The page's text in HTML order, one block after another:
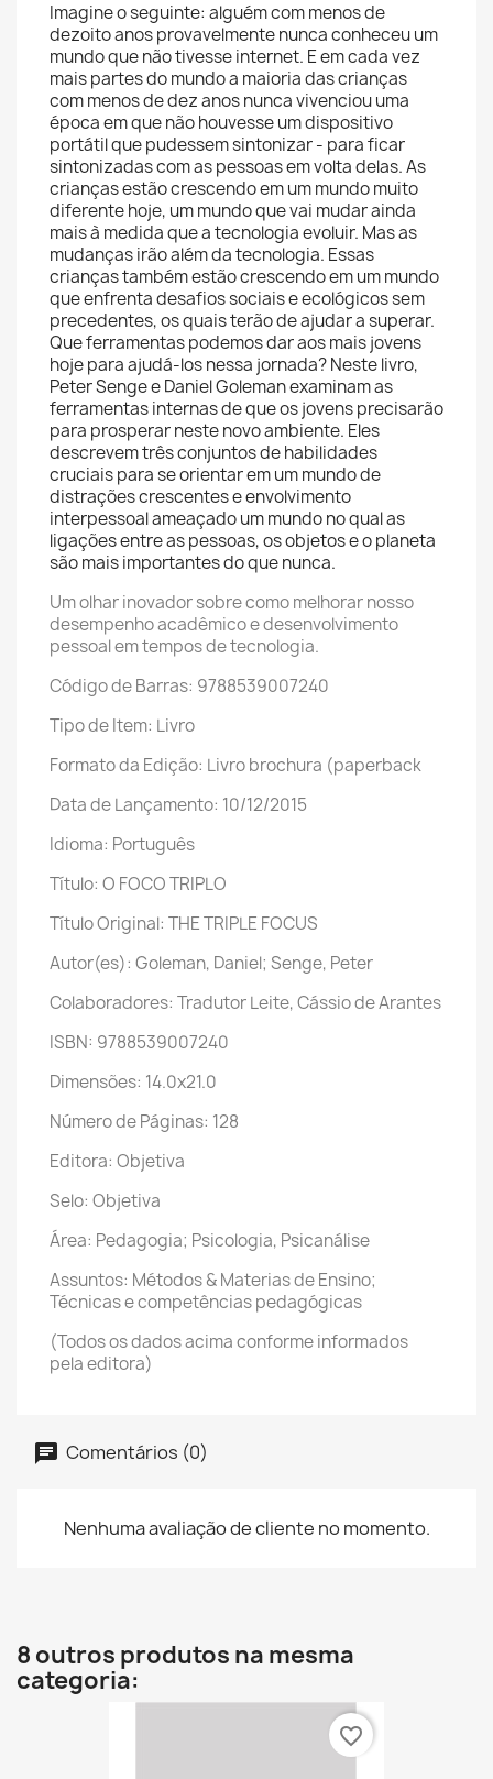
Imagine o seguinte: alguém com menos de
dezoito anos provavelmente nunca conheceu um
mundo que não tivesse internet. E em cada vez
mais partes do mundo a maioria das crianças
com menos de dez anos nunca vivenciou uma
época em que não houvesse um dispositivo
portátil que pudessem sintonizar - para ficar
sintonizadas com as pessoas em volta delas. As
crianças estão crescendo em um mundo muito
diferente hoje, um mundo que vai mudar ainda
mais à medida que a tecnologia evoluir. Mas as
mudanças irão além da tecnologia. Essas
crianças também estão crescendo em um mundo
que enfrenta desafios sociais e ecológicos sem
precedentes, os quais terão de ajudar a superar.
Que ferramentas podemos dar aos mais jovens
hoje para ajudá-los nessa jornada? Neste livro,
Peter Senge e Daniel Goleman examinam as
ferramentas internas de que os jovens precisarão
para prosperar neste novo ambiente. Eles
descrevem três conjuntos de habilidades
cruciais para se orientar em um mundo de
distrações crescentes e envolvimento
interpessoal ameaçado um mundo no qual as
ligações entre as pessoas, os objetos e o planeta
são mais importantes do que nunca.
Um olhar inovador sobre como melhorar nosso
desempenho acadêmico e desenvolvimento
pessoal em tempos de tecnologia.
Código de Barras: 9788539007240
Tipo de Item: Livro
Formato da Edição: Livro brochura (paperback
Data de Lançamento: 10/12/2015
Idioma: Português
Título: O FOCO TRIPLO
Título Original: THE TRIPLE FOCUS
Autor(es): Goleman, Daniel; Senge, Peter
Colaboradores: Tradutor Leite, Cássio de Arantes
ISBN: 9788539007240
Dimensões: 14.0x21.0
Número de Páginas: 128
Editora: Objetiva
Selo: Objetiva
Área: Pedagogia; Psicologia, Psicanálise
Assuntos: Métodos & Materias de Ensino;
Técnicas e competências pedagógicas
(Todos os dados acima conforme informados
pela editora)
Comentários (0)
Nenhuma avaliação de cliente no momento.
8 outros produtos na mesma
categoria:
favorite_border